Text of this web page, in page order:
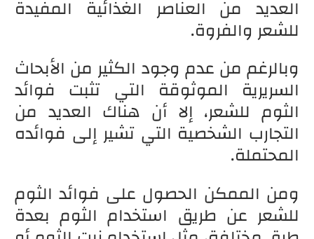
العديد من العناصر الغذائية المفيدة
للشعر والفروة.
وبالرغم من عدم وجود الكثير من الأبحاث
السريرية الموثوقة التي تثبت فوائد
الثوم للشعر، إلا أن هناك العديد من
التجارب الشخصية التي تشير إلى فوائده
المحتملة.
ومن الممكن الحصول على فوائد الثوم
للشعر عن طريق استخدام الثوم بعدة